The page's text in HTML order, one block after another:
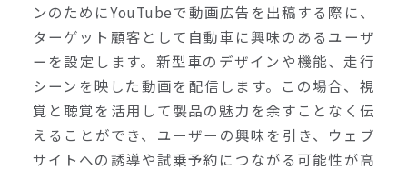
ンのためにYouTubeで動画広告を出稿する際に、
ターゲット顧客として自動車に興味のあるユーザ
ーを設定します。新型車のデザインや機能、走行
シーンを映した動画を配信します。この場合、視
覚と聴覚を活用して製品の魅力を余すことなく伝
えることができ、ユーザーの興味を引き、ウェブ
サイトへの誘導や試乗予約につながる可能性が高